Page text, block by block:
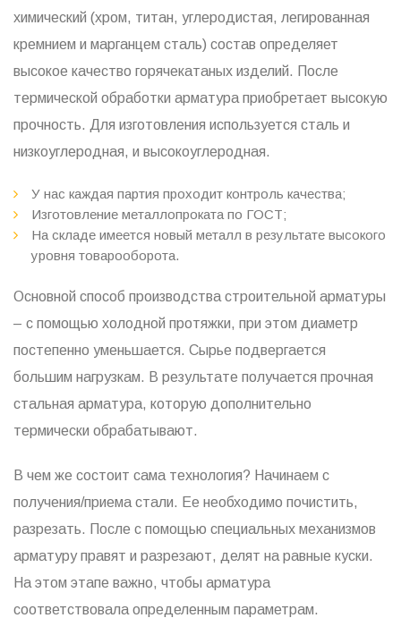
химический (хром, титан, углеродистая, легированная
кремнием и марганцем сталь) состав определяет
высокое качество горячекатаных изделий. После
термической обработки арматура приобретает высокую
прочность. Для изготовления используется сталь и
низкоуглеродная, и высокоуглеродная.
У нас каждая партия проходит контроль качества;
Изготовление металлопроката по ГОСТ;
На складе имеется новый металл в результате высокого
уровня товарооборота.
Основной способ производства строительной арматуры
– с помощью холодной протяжки, при этом диаметр
постепенно уменьшается. Сырье подвергается
большим нагрузкам. В результате получается прочная
стальная арматура, которую дополнительно
термически обрабатывают.
В чем же состоит сама технология? Начинаем с
получения/приема стали. Ее необходимо почистить,
разрезать. После с помощью специальных механизмов
арматуру правят и разрезают, делят на равные куски.
На этом этапе важно, чтобы арматура
соответствовала определенным параметрам.